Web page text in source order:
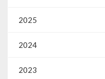
2025
2024
2023